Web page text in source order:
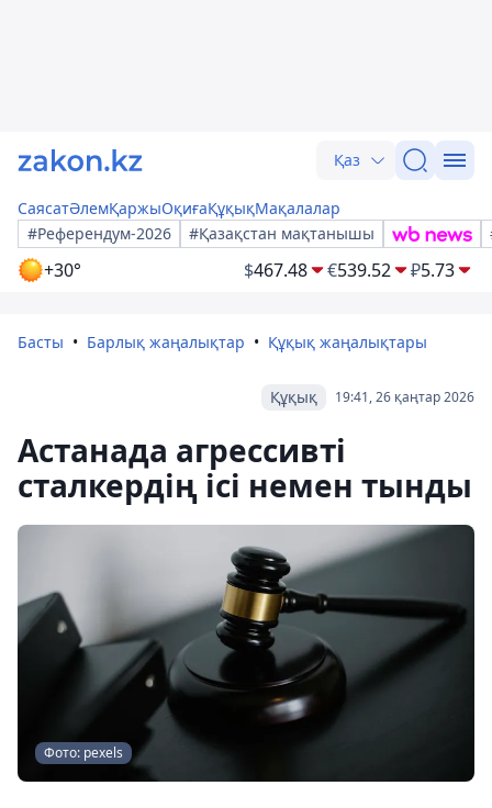
Қаз
СаясатӘлемҚаржыОқиғаҚұқықМақалалар
#Референдум-2026
#Қазақстан мақтанышы
+30° $467.48 €539.52 ₽5.73
Басты Барлық жаңалықтар Құқық жаңалықтары
19:41, 26 қаңтар 2026
Құқық
Астанада агрессивті
сталкердің ісі немен тынды
Фото: pexels